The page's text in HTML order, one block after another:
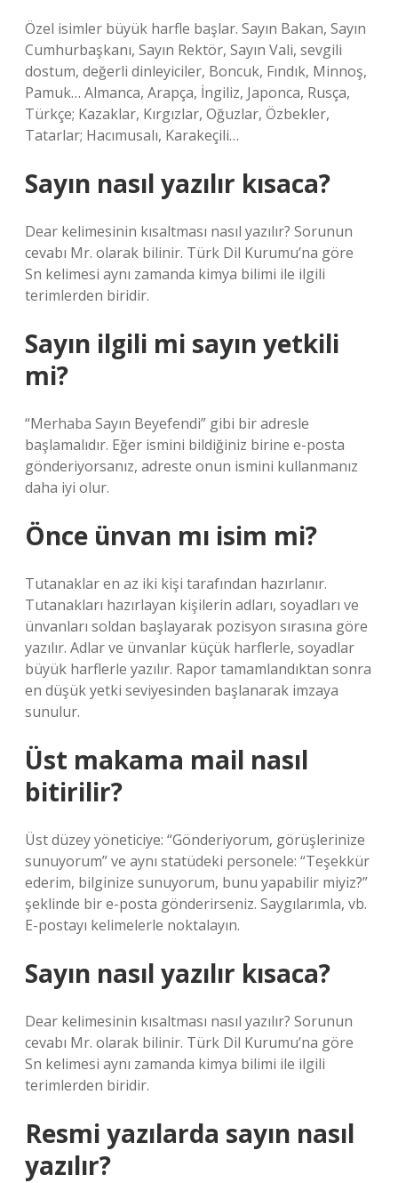
Özel isimler büyük harfle başlar. Sayın Bakan, Sayın
Cumhurbaşkanı, Sayın Rektör, Sayın Vali, sevgili
dostum, değerli dinleyiciler, Boncuk, Fındık, Minnoş,
Pamuk… Almanca, Arapça, İngiliz, Japonca, Rusça,
Türkçe; Kazaklar, Kırgızlar, Oğuzlar, Özbekler,
Tatarlar; Hacımusalı, Karakeçili…
Sayın nasıl yazılır kısaca?
Dear kelimesinin kısaltması nasıl yazılır? Sorunun
cevabı Mr. olarak bilinir. Türk Dil Kurumu’na göre
Sn kelimesi aynı zamanda kimya bilimi ile ilgili
terimlerden biridir.
Sayın ilgili mi sayın yetkili
mi?
“Merhaba Sayın Beyefendi” gibi bir adresle
başlamalıdır. Eğer ismini bildiğiniz birine e-posta
gönderiyorsanız, adreste onun ismini kullanmanız
daha iyi olur.
Önce ünvan mı isim mi?
Tutanaklar en az iki kişi tarafından hazırlanır.
Tutanakları hazırlayan kişilerin adları, soyadları ve
ünvanları soldan başlayarak pozisyon sırasına göre
yazılır. Adlar ve ünvanlar küçük harflerle, soyadlar
büyük harflerle yazılır. Rapor tamamlandıktan sonra
en düşük yetki seviyesinden başlanarak imzaya
sunulur.
Üst makama mail nasıl
bitirilir?
Üst düzey yöneticiye: “Gönderiyorum, görüşlerinize
sunuyorum” ve aynı statüdeki personele: “Teşekkür
ederim, bilginize sunuyorum, bunu yapabilir miyiz?”
şeklinde bir e-posta gönderirseniz. Saygılarımla, vb.
E-postayı kelimelerle noktalayın.
Sayın nasıl yazılır kısaca?
Dear kelimesinin kısaltması nasıl yazılır? Sorunun
cevabı Mr. olarak bilinir. Türk Dil Kurumu’na göre
Sn kelimesi aynı zamanda kimya bilimi ile ilgili
terimlerden biridir.
Resmi yazılarda sayın nasıl
yazılır?